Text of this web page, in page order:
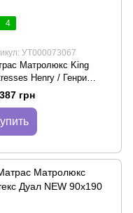
4
УТ000073067
Матролюкс King
Henry / Генри
грн